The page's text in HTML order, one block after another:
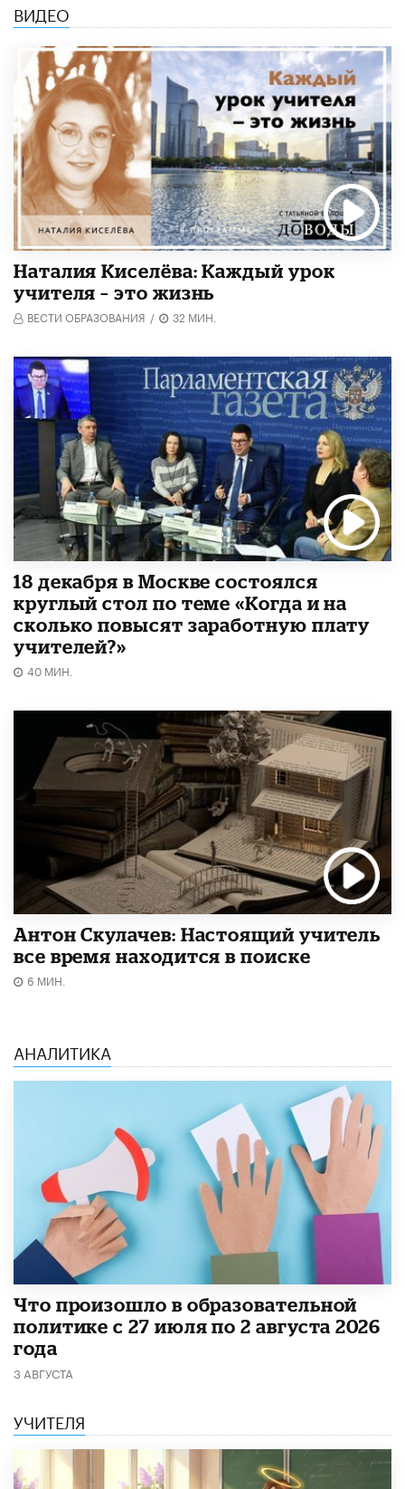
ВИДЕО
Наталия Киселёва: Каждый урок
учителя – это жизнь
ВЕСТИ ОБРАЗОВАНИЯ / 32 МИН.
18 декабря в Москве состоялся
круглый стол по теме «Когда и на
сколько повысят заработную плату
учителей?»
40 МИН.
Антон Скулачев: Настоящий учитель
все время находится в поиске
6 МИН.
АНАЛИТИКА
​Что произошло в образовательной
политике с 27 июля по 2 августа 2026
года
3 АВГУСТА
УЧИТЕЛЯ